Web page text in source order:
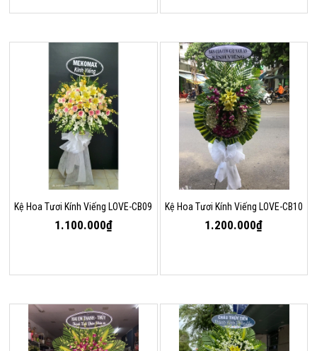
Kệ Hoa Tươi Kính Viếng LOVE-CB09
1.100.000₫
Kệ Hoa Tươi Kính Viếng LOVE-CB10
1.200.000₫